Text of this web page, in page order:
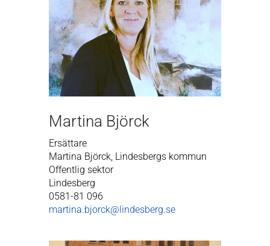
Martina Björck
Ersättare
Martina Björck, Lindesbergs kommun
Offentlig sektor
Lindesberg
0581-81 096
martina.bjorck@lindesberg.se